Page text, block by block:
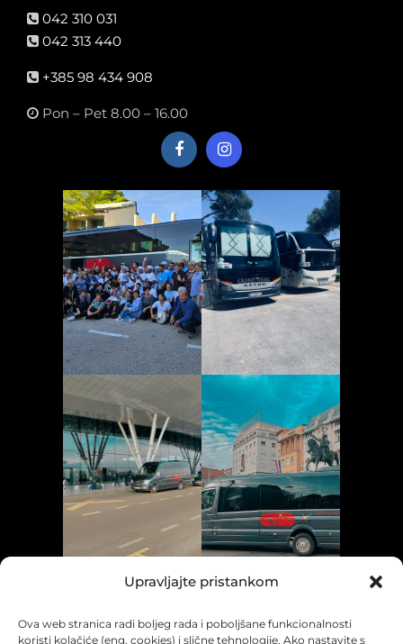
Upravljajte pristankom
Ova web stranica radi boljeg rada i poboljšane funkcionalnosti
koristi kolačiće (eng. cookies) i slične tehnologije. Ako nastavite s
042 310 031
042 313 440
+385 98 434 908
Pon – Pet 8.00 – 16.00